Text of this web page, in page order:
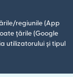
regiunile (App
țările (Google
utilizatorului și tipul